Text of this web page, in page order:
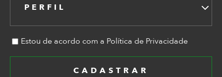
PERFIL
Estou de acordo com a Política de Privacidade
CADASTRAR